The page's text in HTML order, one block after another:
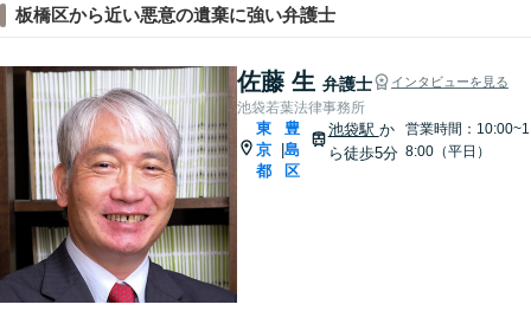
板橋区から近い悪意の遺棄に強い弁護士
佐藤 生 弁護士 インタビューを見る
池袋若葉法律事務所
東
京
都
豊
島
区
池袋駅 か
ら徒歩5分
営業時間：10:00~1
8:00（平日）